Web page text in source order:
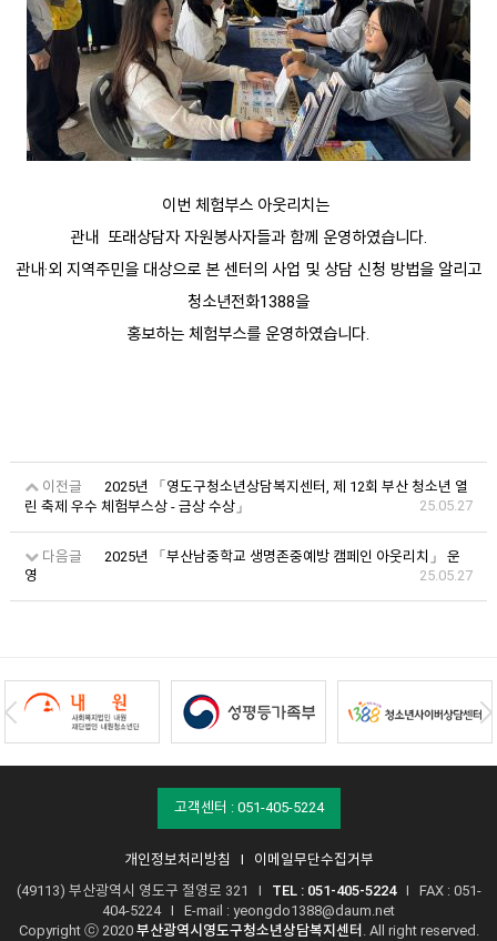
이번 체험부스 아웃리치는
관내 또래상담자 자원봉사자들과 함께 운영하였습니다.
관내·외 지역주민을 대상으로 본 센터의 사업 및 상담 신청 방법을 알리고
청소년전화1388을
홍보하는 체험부스를 운영하였습니다.
이전글
2025년 「영도구청소년상담복지센터, 제 12회 부산 청소년 열
린 축제 우수 체험부스상 - 금상 수상」
25.05.27
다음글
2025년 「부산남중학교 생명존중예방 캠페인 아웃리치」 운
영
25.05.27
고객센터 : 051-405-5224
개인정보처리방침 I 이메일무단수집거부
(49113) 부산광역시 영도구 절영로 321 I TEL : 051-405-5224I FAX : 051-
404-5224 I E-mail : yeongdo1388@daum.net
Copyright ⓒ 2020 부산광역시영도구청소년상담복지센터 . All right reserved.